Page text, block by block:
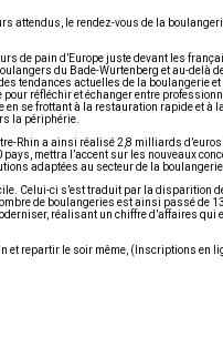
attendus, le rendez-vous de la
de pain d’Europe juste devant les
du Bade-Wurtenberg et au-delà
tendances actuelles de la boulangerie
réfléchir et échanger entre
se frottant à la restauration rapide et à
la périphérie.
Rhin a ainsi réalisé 2,8 milliards
mettra l’accent sur les nouveaux
adaptées au secteur de la
Celui-ci s’est traduit par la disparition
de boulangeries est ainsi passé de
réalisant un chiffre d’affaires qui
et repartir le soir même, (Inscriptions en